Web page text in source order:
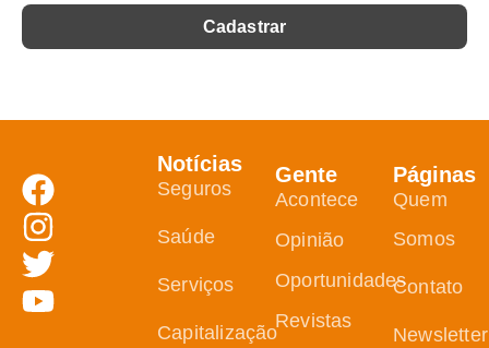
Notícias
Seguros
Saúde
Serviços
Capitalização
Gente
Acontece
Opinião
Oportunidades
Revistas
Páginas
Quem
Somos
Contato
Newsletter